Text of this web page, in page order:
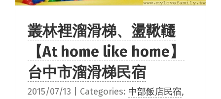
叢林裡溜滑梯、盪鞦韆
【At home like home】
台中市溜滑梯民宿
2015/07/13 Categories: 中部飯店民宿,